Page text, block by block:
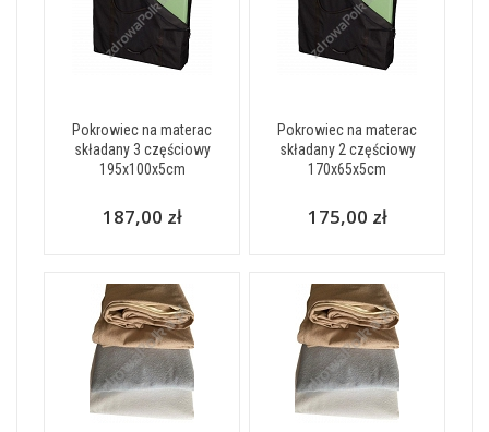
Pokrowiec na materac
składany 3 częściowy
195x100x5cm
187,00 zł
Pokrowiec na materac
składany 2 częściowy
170x65x5cm
175,00 zł